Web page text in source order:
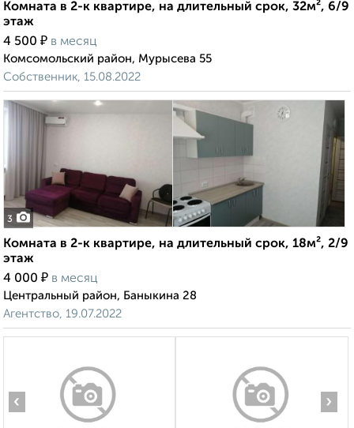
Комната в 2-к квартире, на длительный срок, 32м², 6/9
этаж
4 500 ₽ в месяц
Комсомольский район, Мурысева 55
Собственник, 15.08.2022
3
Комната в 2-к квартире, на длительный срок, 18м², 2/9
этаж
4 000 ₽ в месяц
Центральный район, Баныкина 28
Агентство, 19.07.2022
‹ ›